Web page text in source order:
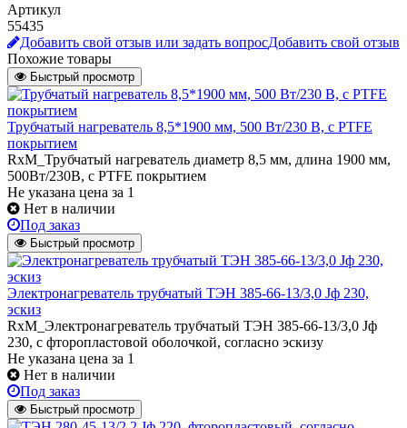
Артикул
55435
Добавить свой отзыв или задать вопросДобавить свой отзыв
Похожие товары
Быстрый просмотр
Трубчатый нагреватель 8,5*1900 мм, 500 Вт/230 В, с PTFE
покрытием
RxM_Трубчатый нагреватель диаметр 8,5 мм, длина 1900 мм,
500Вт/230В, c PTFE покрытием
Не указана цена за 1
Нет в наличии
Под заказ
Быстрый просмотр
Электронагреватель трубчатый ТЭН 385-66-13/3,0 Jф 230,
эскиз
RxM_Электронагреватель трубчатый ТЭН 385-66-13/3,0 Jф
230, с фторопластовой оболочкой, согласно эскизу
Не указана цена за 1
Нет в наличии
Под заказ
Быстрый просмотр